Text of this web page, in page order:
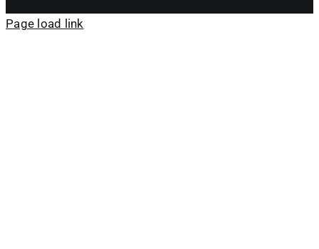
Page load link